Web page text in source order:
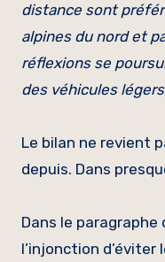
distance sont
alpines du nord et
réflexions se
des véhicules
Le bilan ne revient
depuis. Dans
Dans le
l’injonction